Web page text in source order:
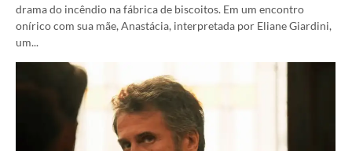
drama do incêndio na fábrica de biscoitos. Em um encontro
onírico com sua mãe, Anastácia, interpretada por Eliane Giardini,
um...